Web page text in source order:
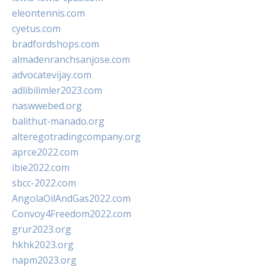
eleontennis.com
cyetus.com
bradfordshops.com
almadenranchsanjose.com
advocatevijay.com
adlibilimler2023.com
naswwebed.org
balithut-manado.org
alteregotradingcompany.org
aprce2022.com
ibie2022.com
sbcc-2022.com
AngolaOilAndGas2022.com
Convoy4Freedom2022.com
grur2023.org
hkhk2023.org
napm2023.org